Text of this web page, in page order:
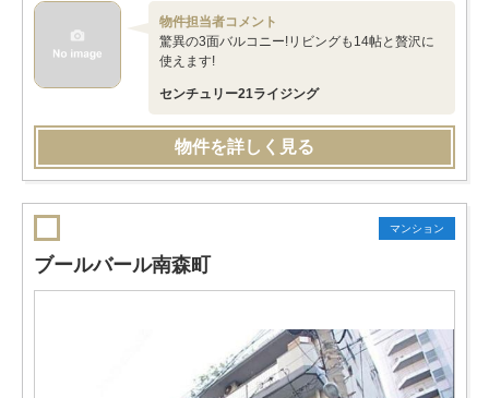
物件担当者コメント
驚異の3面バルコニー!リビングも14帖と贅沢に
使えます!
センチュリー21ライジング
物件を詳しく見る
マンション
ブールバール南森町